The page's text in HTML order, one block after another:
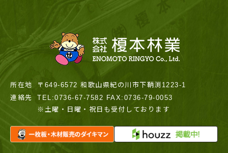
所在地
〒649-6572 和歌山県紀の川市下鞆渕1223-1
連絡先
TEL:0736-67-7582 FAX:0736-79-0053
※土曜・日曜・祝日も受付しております